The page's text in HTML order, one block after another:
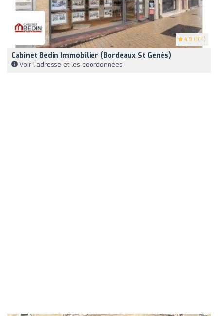
4.9 (104)
Cabinet Bedin Immobilier (Bordeaux St Genès)
Voir l'adresse et les coordonnées